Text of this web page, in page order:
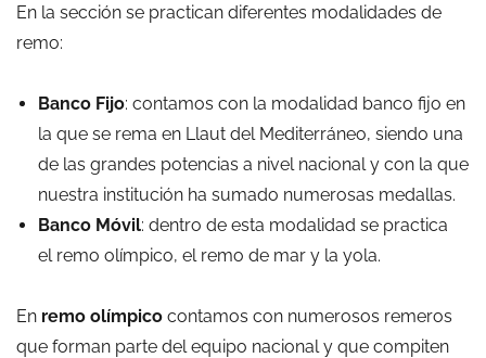
En la sección se practican diferentes modalidades de
remo:
Banco Fijo: contamos con la modalidad banco fijo en
la que se rema en Llaut del Mediterráneo, siendo una
de las grandes potencias a nivel nacional y con la que
nuestra institución ha sumado numerosas medallas.
Banco Móvil: dentro de esta modalidad se practica
el remo olímpico, el remo de mar y la yola.
En remo olímpico contamos con numerosos remeros
que forman parte del equipo nacional y que compiten